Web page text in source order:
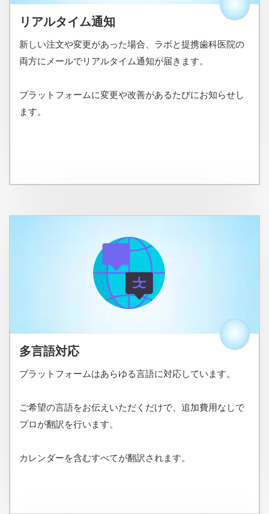
リアルタイム通知
新しい注文や変更があった場合、ラボと提携歯科医院の
両方にメールでリアルタイム通知が届きます。
プラットフォームに変更や改善があるたびにお知らせし
ます。
多言語対応
プラットフォームはあらゆる言語に対応しています。
ご希望の言語をお伝えいただくだけで、追加費用なしで
プロが翻訳を行います。
カレンダーを含むすべてが翻訳されます。